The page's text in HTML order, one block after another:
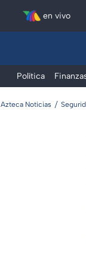
en vivo
Política
Azteca Noticias